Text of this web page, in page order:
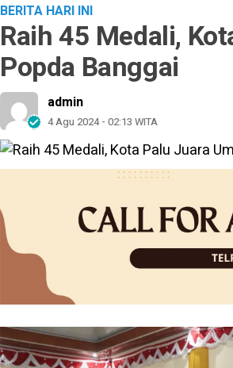
BERITA HARI INI
Raih 45 Medali,
Popda Banggai
admin
4 Agu 2024 - 02:13 WITA